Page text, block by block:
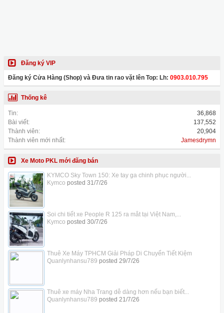
Đăng ký VIP
Đăng ký Cửa Hàng (Shop) và Đưa tin rao vặt lên Top: Lh: 0903.010.795
Thống kê
Tin:
36,868
Bài viết:
137,552
Thành viên:
20,904
Thành viên mới nhất:
Jamesdrymn
Xe Moto PKL mới đăng bán
KYMCO Sky Town 150: Xe tay ga chinh phục người...
Kymco posted 31/7/26
Soi chi tiết xe People R 125 ra mắt tại Việt Nam,...
Kymco posted 30/7/26
Thuê Xe Máy TPHCM Giải Pháp Di Chuyển Tiết Kiệm
Quanlynhansu789 posted 29/7/26
Thuê xe máy Nha Trang dễ dàng hơn nếu bạn biết...
Quanlynhansu789 posted 21/7/26